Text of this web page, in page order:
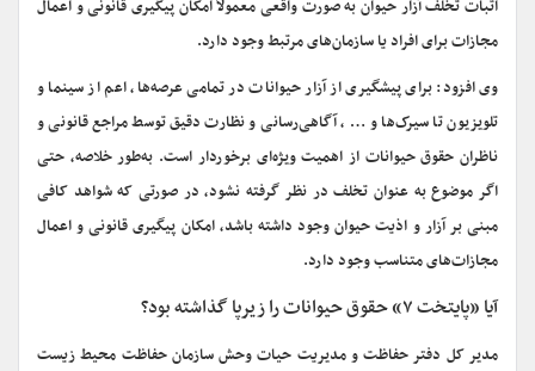
اثبات تخلف آزار حیوان به صورت واقعی معمولاً امکان پیگیری قانونی و اعمال
مجازات برای افراد یا سازمان‌های مرتبط وجود دارد.
وی افزود: برای پیشگیری از آزار حیوانات در تمامی عرصه‌ها، اعم از سینما و
تلویزیون تا سیرک‌ها و … ، آگاهی‌رسانی و نظارت دقیق توسط مراجع قانونی و
ناظران حقوق حیوانات از اهمیت ویژه‌ای برخوردار است. به‌طور خلاصه، حتی
اگر موضوع به عنوان تخلف در نظر گرفته نشود، در صورتی که شواهد کافی
مبنی بر آزار و اذیت حیوان وجود داشته باشد، امکان پیگیری قانونی و اعمال
مجازات‌های متناسب وجود دارد.
آیا «پایتخت ۷» حقوق حیوانات را زیرپا گذاشته بود؟
مدیر کل دفتر حفاظت و مدیریت حیات وحش سازمان حفاظت محیط زیست